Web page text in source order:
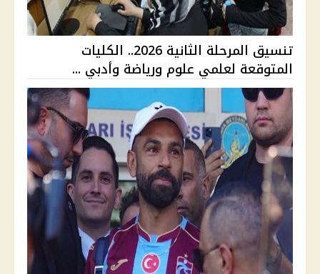
تنسيق المرحلة الثانية 2026.. الكليات
المتوقعة لعلمي علوم ورياضة وأدبي ...